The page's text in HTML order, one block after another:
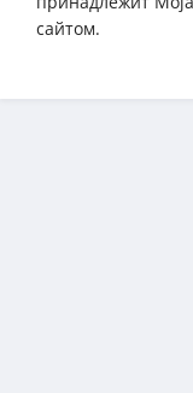
сайтом.